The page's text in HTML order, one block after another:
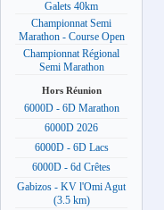
Galets 40km
Championnat Semi
Marathon - Course Open
Championnat Régional
Semi Marathon
Hors Réunion
6000D - 6D Marathon
6000D 2026
6000D - 6D Lacs
6000D - 6d Crêtes
Gabizos - KV l'Omi Agut
(3.5 km)